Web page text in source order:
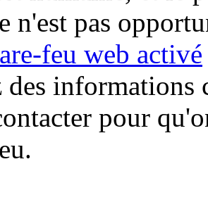
n'est pas
feu web activé
des informations
pour